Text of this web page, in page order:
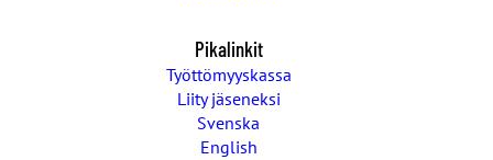
Pikalinkit
Työttömyyskassa
Liity jäseneksi
Svenska
English